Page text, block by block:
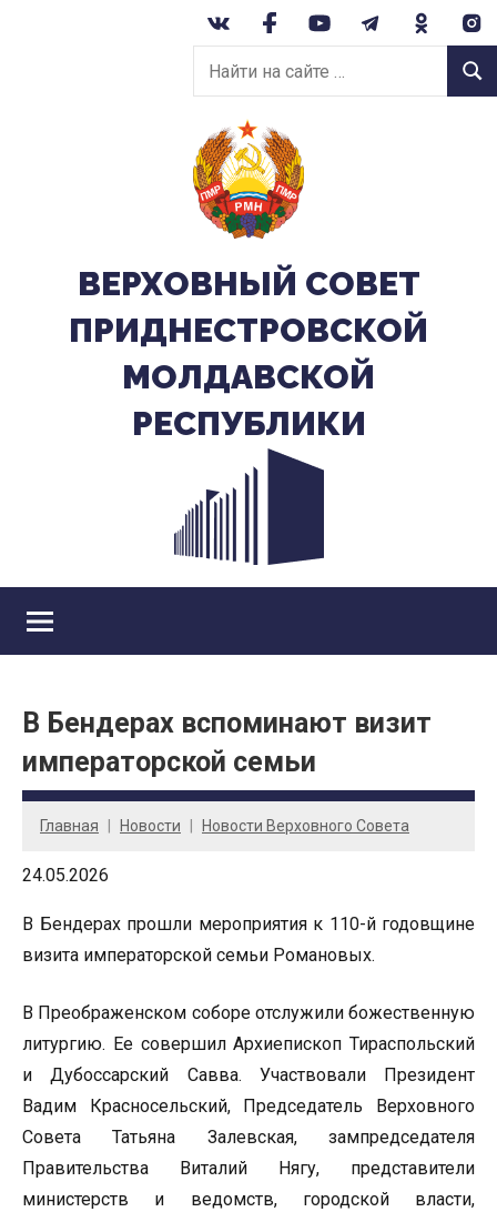
Найти
на
сайте:
ВЕРХОВНЫЙ CОВЕТ
ПРИДНЕСТРОВСКОЙ
МОЛДАВСКОЙ
РЕСПУБЛИКИ
В Бендерах вспоминают визит
императорской семьи
Главная Новости Новости Верховного Совета
24.05.2026
В Бендерах прошли мероприятия к 110-й годовщине
визита императорской семьи Романовых.
В Преображенском соборе отслужили божественную
литургию. Ее совершил Архиепископ Тираспольский
и Дубоссарский Савва. Участвовали Президент
Вадим Красносельский, Председатель Верховного
Совета Татьяна Залевская, зампредседателя
Правительства Виталий Нягу, представители
министерств и ведомств, городской власти,